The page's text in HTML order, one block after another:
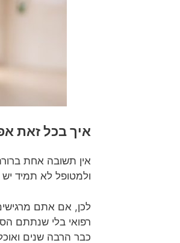
איך בכל זאת
אין תשובה אחת
ולמטופל לא תמיד
לכן, אם אתם
רפואי בלי שנתתם
כבר הרבה שנים